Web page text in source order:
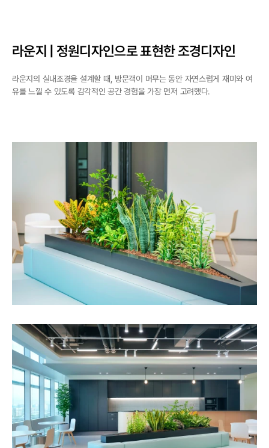
라운지 | 정원디자인으로 표현한 조경디자인
라운지의 실내조경을 설계할 때, 방문객이 머무는 동안 자연스럽게 재미와 여
유를 느낄 수 있도록 감각적인 공간 경험을 가장 먼저 고려했다.